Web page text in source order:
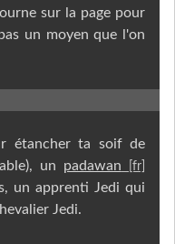
sur la page pour
un moyen que l'on
étancher ta soif de
un padawan
un apprenti Jedi qui
Jedi.